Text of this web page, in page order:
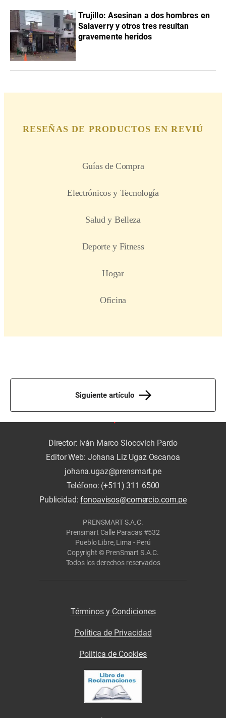
Trujillo: Asesinan a dos hombres en
Salaverry y otros tres resultan
gravemente heridos
Siguiente artículo
Director: Iván Marco Slocovich Pardo
Editor Web: Johana Liz Ugaz Oscanoa
johana.ugaz@prensmart.pe
Teléfono: (+511) 311 6500
Publicidad:fonoavisos@comercio.com.pe
PRENSMART S.A.C.
Prensmart Calle Paracas #532
Pueblo Libre, Lima - Perú
Copyright © PrenSmart S.A.C.
Todos los derechos reservados
Términos y Condiciones
Política de Privacidad
Politica de Cookies